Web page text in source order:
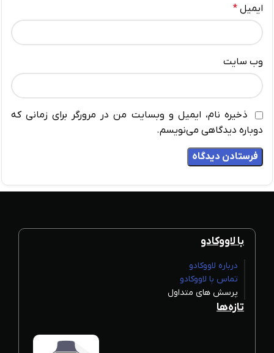
ایمیل *
وب‌ سایت
ذخیره نام، ایمیل و وبسایت من در مرورگر برای زمانی که
دوباره دیدگاهی می‌نویسم.
با لاووکادو
درباره لاووکادو
تماس با لاووکادو
پرسش های متداول
تازه‌ها